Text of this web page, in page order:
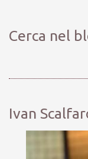
Cerca nel
Ivan